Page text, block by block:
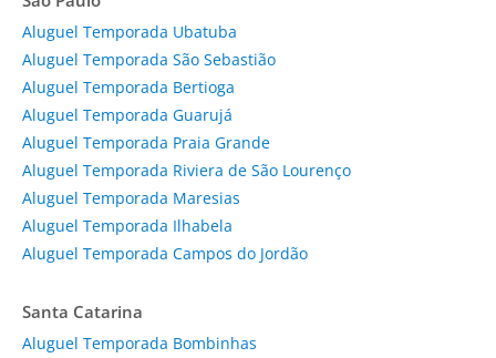
Aluguel Temporada Ubatuba
Aluguel Temporada São Sebastião
Aluguel Temporada Bertioga
Aluguel Temporada Guarujá
Aluguel Temporada Praia Grande
Aluguel Temporada Riviera de São Lourenço
Aluguel Temporada Maresias
Aluguel Temporada Ilhabela
Aluguel Temporada Campos do Jordão
Santa Catarina
Aluguel Temporada Bombinhas